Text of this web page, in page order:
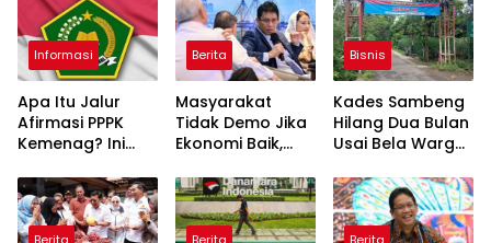
Informasi
Apa Itu Jalur
Afirmasi PPPK
Kemenag? Ini
yang Wajib
Diketahui
Berita
Masyarakat
Tidak Demo Jika
Ekonomi Baik,
Terjadi Sekarang!
Bisnis
Kades Sambeng
Hilang Dua Bulan
Usai Bela Warga